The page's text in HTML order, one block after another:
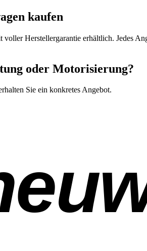
kaufen
Herstellergarantie erhältlich. Jedes
oder Motorisierung?
Sie ein konkretes Angebot.